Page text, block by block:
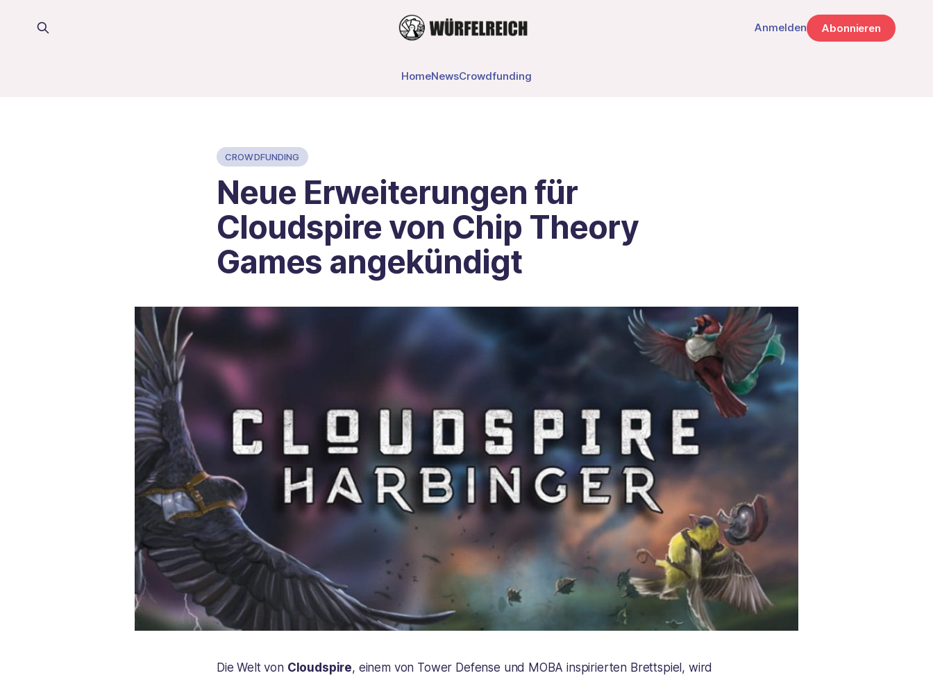
HomeNewsCrowdfunding
Anmelden Abonnieren
CROWDFUNDING
Neue Erweiterungen für
Cloudspire von Chip Theory
Games angekündigt
Die Welt von Cloudspire, einem von Tower Defense und MOBA inspirierten Brettspiel, wird